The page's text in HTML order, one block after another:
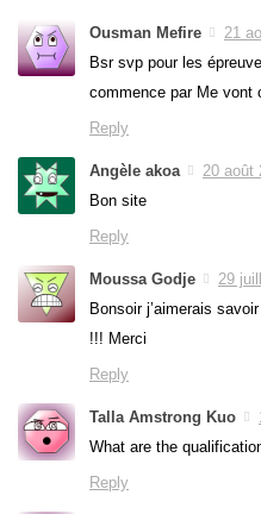
Ousman Mefire
21
Bsr svp pour les
commence par Me vont
Reply
Angèle akoa
20 août
Bon site
Reply
Moussa Godje
29
Bonsoir j’aimerais
!!! Merci
Reply
Talla Amstrong Kuo
What are the
Reply